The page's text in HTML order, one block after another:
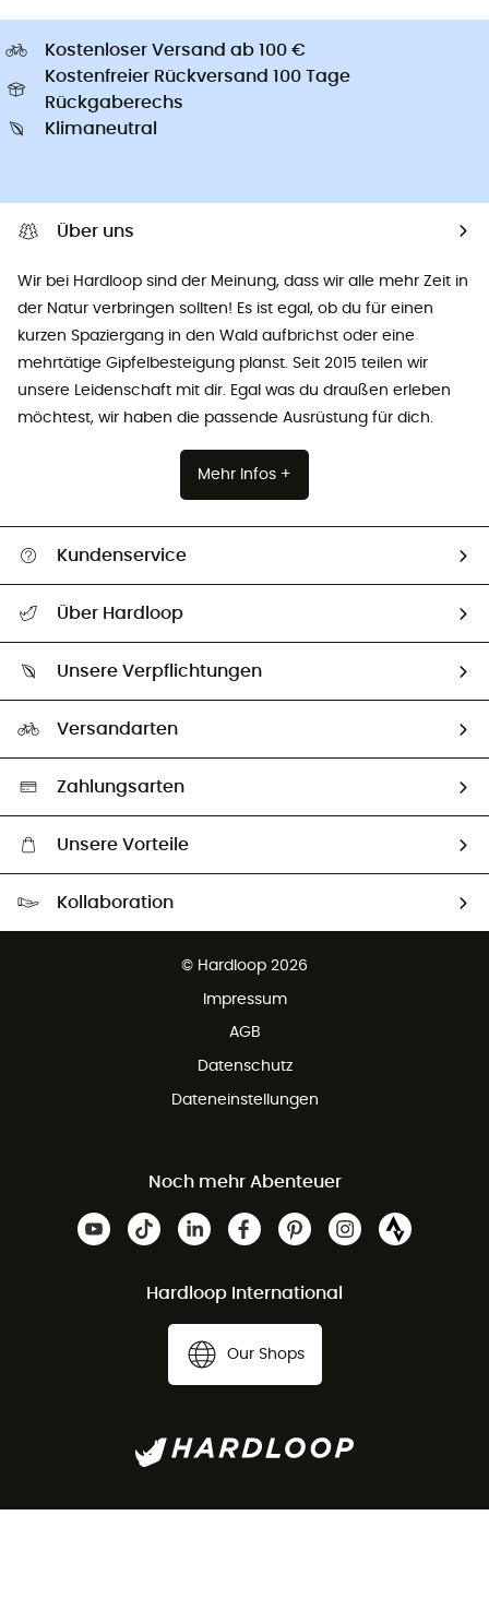
Kostenloser Versand ab 100 €
Kostenfreier Rückversand 100 Tage
Rückgaberechs
Klimaneutral
Über uns
Wir bei Hardloop sind der Meinung, dass wir alle mehr Zeit in
der Natur verbringen sollten! Es ist egal, ob du für einen
kurzen Spaziergang in den Wald aufbrichst oder eine
mehrtätige Gipfelbesteigung planst. Seit 2015 teilen wir
unsere Leidenschaft mit dir. Egal was du draußen erleben
möchtest, wir haben die passende Ausrüstung für dich.
Mehr Infos +
Kundenservice
Größentabelle
Vertrag widerrufen
Über Hardloop
Unsere Botschafter
Unsere Verpflichtungen
Auswahl an nachhaltigen Produkten
Versandarten
Zahlungsarten
Unsere Vorteile
Kollaboration
© Hardloop 2026
Impressum
AGB
Datenschutz
Dateneinstellungen
Noch mehr Abenteuer
Hardloop International
Our Shops